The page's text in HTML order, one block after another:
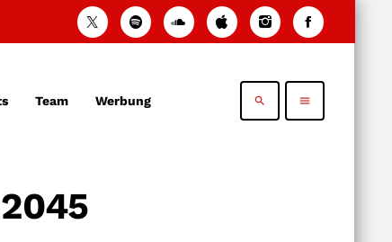
Team Werbung search menu